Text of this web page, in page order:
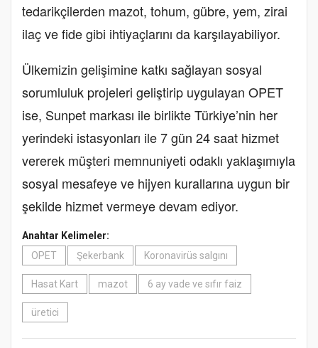
tedarikçilerden mazot, tohum, gübre, yem, zirai
ilaç ve fide gibi ihtiyaçlarını da karşılayabiliyor.
Ülkemizin gelişimine katkı sağlayan sosyal
sorumluluk projeleri geliştirip uygulayan OPET
ise, Sunpet markası ile birlikte Türkiye’nin her
yerindeki istasyonları ile 7 gün 24 saat hizmet
vererek müşteri memnuniyeti odaklı yaklaşımıyla
sosyal mesafeye ve hijyen kurallarına uygun bir
şekilde hizmet vermeye devam ediyor.
Anahtar Kelimeler:
OPET
Şekerbank Koronavirüs salgını
Hasat Kart mazot 6 ay vade ve sıfır faiz
üretici